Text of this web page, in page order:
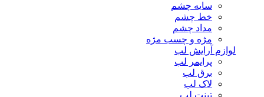
سایه چشم
خط چشم
مداد چشم
مژه و چسب مژه
لوازم آرایش لب
پرایمر لب
برق لب
لاک لب
تینت لب